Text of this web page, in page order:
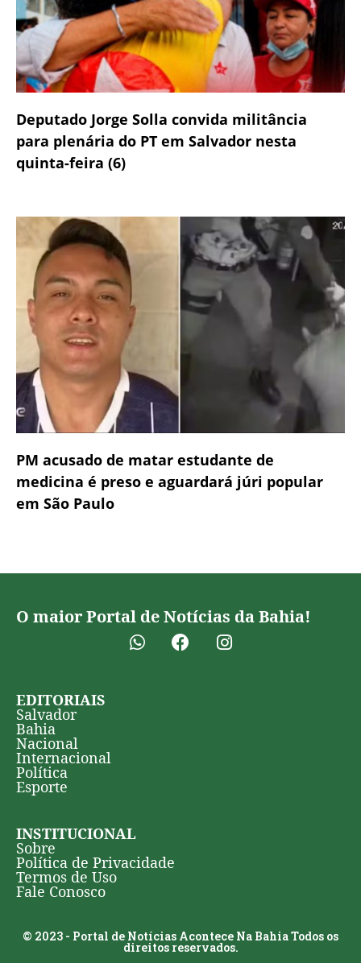
Deputado Jorge Solla convida militância
para plenária do PT em Salvador nesta
quinta-feira (6)
PM acusado de matar estudante de
medicina é preso e aguardará júri popular
em São Paulo
O maior Portal de Notícias da Bahia!
EDITORIAIS
Salvador
Bahia
Nacional
Internacional
Política
Esporte
INSTITUCIONAL
Sobre
Política de Privacidade
Termos de Uso
Fale Conosco
© 2023 - Portal de Notícias Acontece Na Bahia Todos os
direitos reservados.